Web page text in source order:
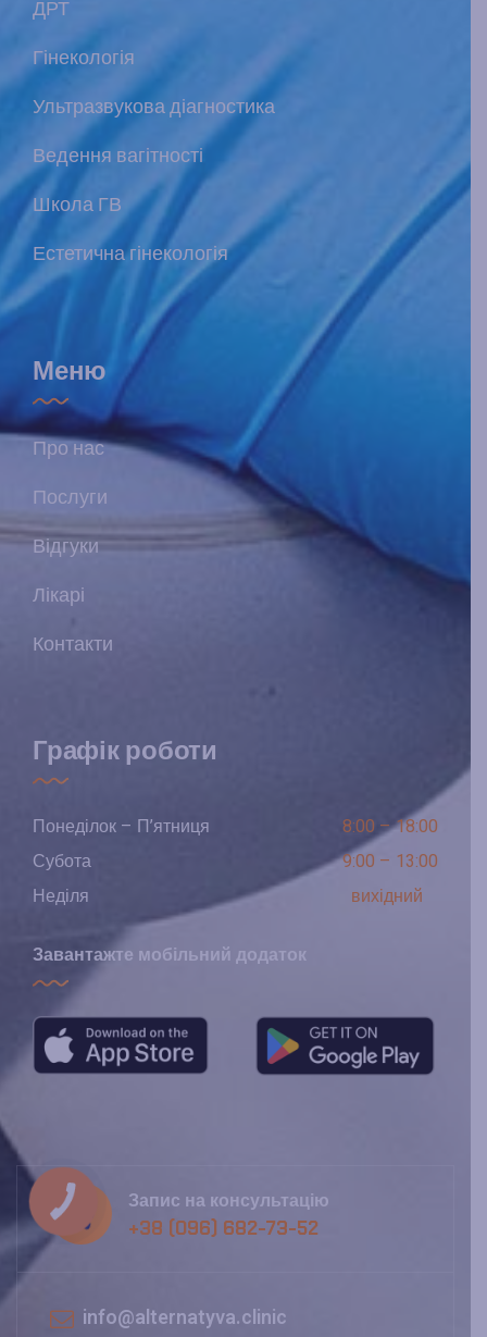
ДРТ
Гінекологія
Ультразвукова діагностика
Ведення вагітності
Школа ГВ
Естетична гінекологія
Меню
Про нас
Послуги
Відгуки
Лікарі
Контакти
Графік роботи
Понеділок – П’ятниця
8:00 – 18:00
Субота
9:00 – 13:00
Неділя
вихідний
Завантажте мобільний додаток
Запис на консультацію
+38 (096) 682-73-52
info@alternatyva.clinic